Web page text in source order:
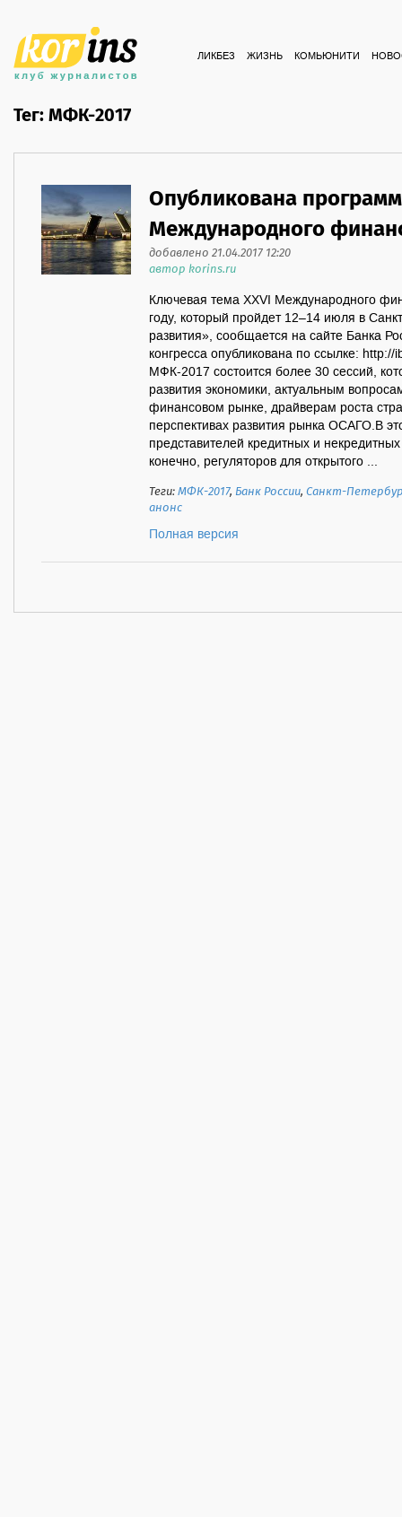
ЛИКБЕЗ ЖИЗНЬ КОМЬЮНИТИ
Тег: МФК-2017
Опубликована
Международного
добавлено 21.04.2017 12:20
автор korins.ru
Ключевая тема XXVI Международного
году, который пройдет 12–14 июля в
развития», сообщается на сайте Банка
конгресса опубликована по ссылке:
МФК-2017 состоится более 30 сессий,
развития экономики, актуальным
финансовом рынке, драйверам роста
перспективах развития рынка ОСАГО.В
представителей кредитных и
конечно, регуляторов для открытого ...
Теги:МФК-2017, Банк России,Санкт-
анонс
Полная версия